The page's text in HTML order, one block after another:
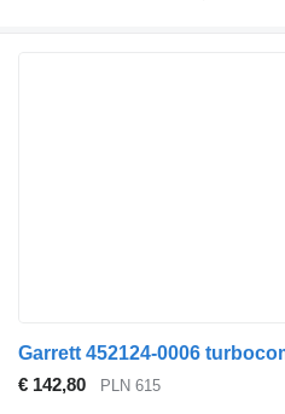
€ 142,80 PLN 615